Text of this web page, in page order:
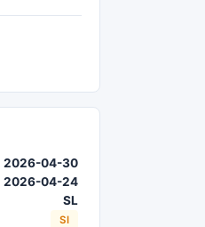
2026-04-30
2026-04-24
SL
SI